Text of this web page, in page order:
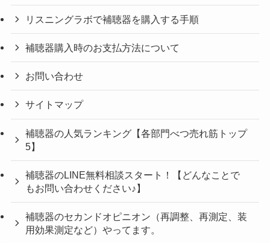
リスニングラボで補聴器を購入する手順
補聴器購入時のお支払方法について
お問い合わせ
サイトマップ
補聴器の人気ランキング【各部門べつ売れ筋トップ
5】
補聴器のLINE無料相談スタート！【どんなことで
もお問い合わせください♪】
補聴器のセカンドオピニオン（再調整、再測定、装
用効果測定など）やってます。